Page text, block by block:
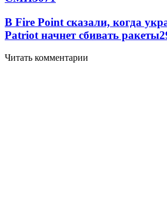
В Fire Point сказали, когда
Patriot начнет сбивать ракеты
Читать комментарии